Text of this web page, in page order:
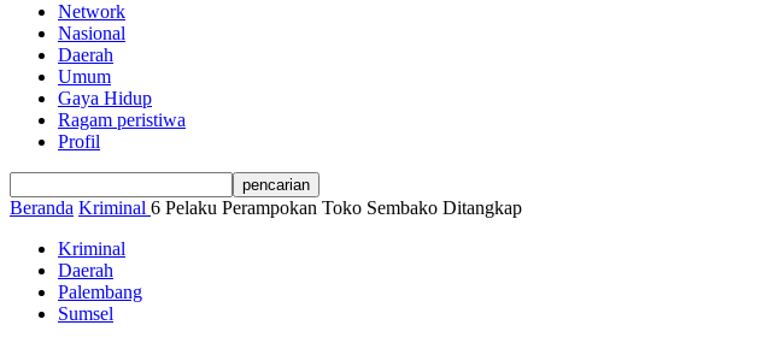
Network
Nasional
Daerah
Umum
Gaya Hidup
Ragam peristiwa
Profil
Beranda Kriminal 6 Pelaku Perampokan Toko Sembako Ditangkap
Kriminal
Daerah
Palembang
Sumsel